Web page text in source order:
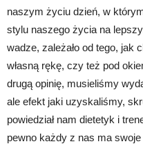
naszym życiu dzień, w
stylu naszego życia na
wadze, zależało od tego, jak
własną rękę, czy też pod
drugą opinię, musieliśmy
ale efekt jaki uzyskaliśmy,
powiedział nam dietetyk i
pewno każdy z nas ma